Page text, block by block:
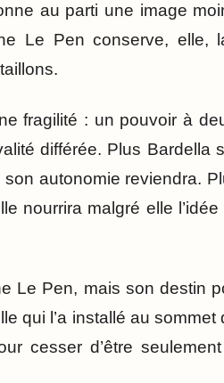
au parti une image
Le Pen conserve, elle,
fragilité : un pouvoir à
différée. Plus Bardella
autonomie reviendra.
nourrira malgré elle l’idée
Le Pen, mais son destin
qui l’a installé au sommet
cesser d’être seulement